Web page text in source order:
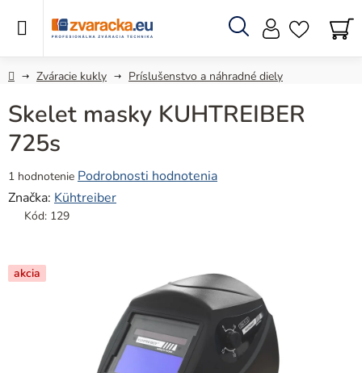
Hľadať
DomovZváracie kukly Príslušenstvo a náhradné diely
Skelet masky KUHTREIBER
725s
Priemerné
hodnotenie
produktu
z
5
1 hodnotenie Podrobnosti hodnotenia
Značka: Kühtreiber
Kód: 129
akcia